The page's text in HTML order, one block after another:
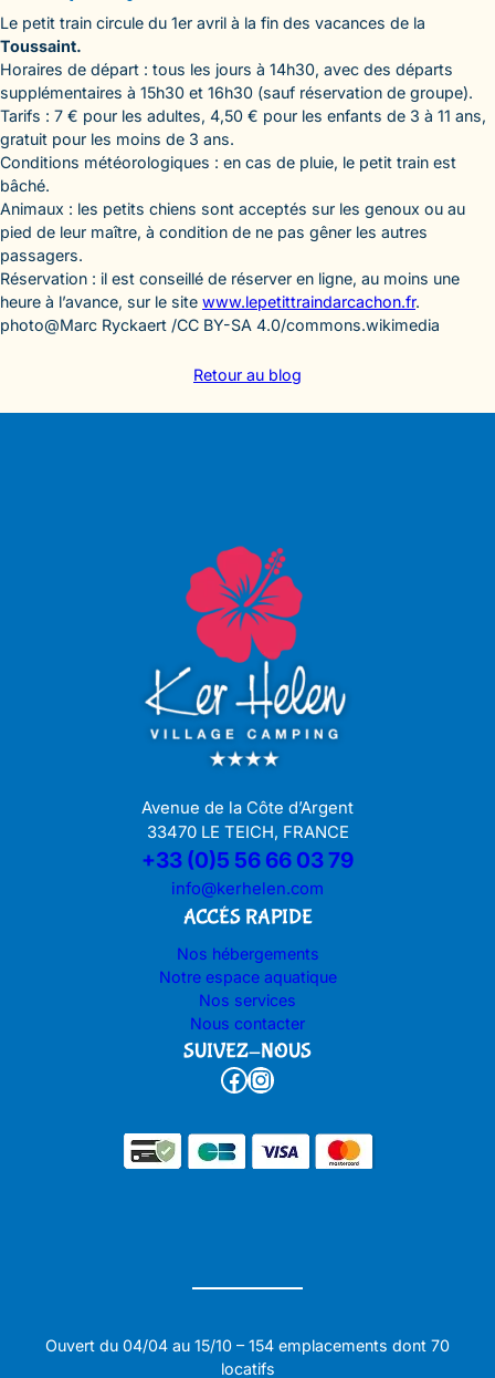
Le petit train circule du 1er avril à la fin des vacances de la
Toussaint.
Horaires de départ : tous les jours à 14h30, avec des départs
supplémentaires à 15h30 et 16h30 (sauf réservation de groupe).
Tarifs : 7 € pour les adultes, 4,50 € pour les enfants de 3 à 11 ans,
gratuit pour les moins de 3 ans.
Conditions météorologiques : en cas de pluie, le petit train est
bâché.
Animaux : les petits chiens sont acceptés sur les genoux ou au
pied de leur maître, à condition de ne pas gêner les autres
passagers.
Réservation : il est conseillé de réserver en ligne, au moins une
heure à l’avance, sur le site www.lepetittraindarcachon.fr.
photo@Marc Ryckaert /CC BY-SA 4.0/commons.wikimedia
Retour au blog
Avenue de la Côte d’Argent
33470 LE TEICH, FRANCE
+33 (0)5 56 66 03 79
info@kerhelen.com
ACCÉS RAPIDE
Nos hébergements
Notre espace aquatique
Nos services
Nous contacter
SUIVEZ-NOUS
Facebook Instagram
Ouvert du 04/04 au 15/10 – 154 emplacements dont 70
locatifs